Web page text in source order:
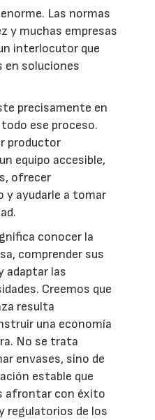
Las normas
y muchas empresas
interlocutor que
en soluciones
precisamente en
ese proceso.
productor
equipo accesible,
ofrecer
y ayudarle a tomar
conocer la
comprender sus
adaptar las
Creemos que
resulta
una economía
No se trata
envases, sino de
estable que
afrontar con éxito
regulatorios de los